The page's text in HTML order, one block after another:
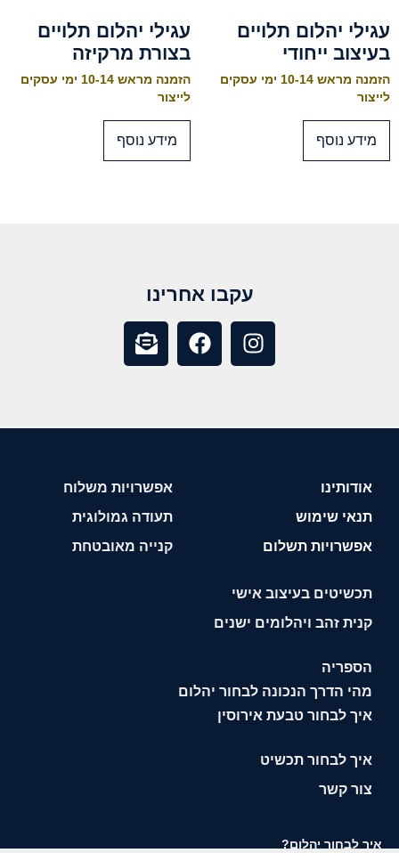
עגילי יהלום תלויים
בעיצוב ייחודי
הזמנה מראש 10-14 ימי עסקים
לייצור
מידע נוסף
עגילי יהלום תלויים
בצורת מרקיזה
הזמנה מראש 10-14 ימי עסקים
לייצור
מידע נוסף
עקבו אחרינו
אודותינו
תנאי שימוש
אפשרויות תשלום
אפשרויות משלוח
תעודה גמולוגית
קנייה מאובטחת
תכשיטים בעיצוב אישי
קנית זהב ויהלומים ישנים
הספריה
מהי הדרך הנכונה לבחור יהלום
איך לבחור טבעת אירוסין
איך לבחור תכשיט
צור קשר
איך לבחור יהלום?